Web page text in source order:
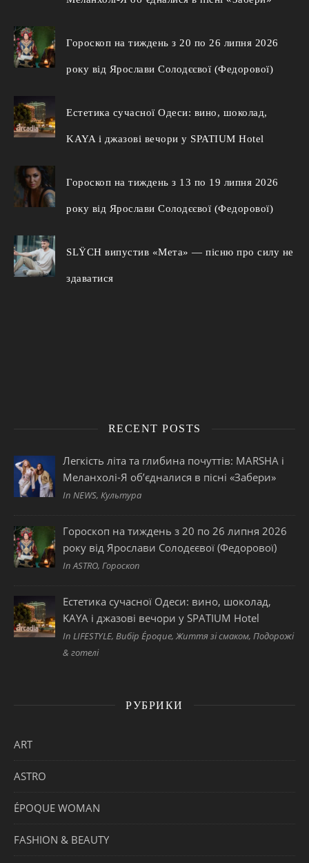
Гороскоп на тиждень з 20 по 26 липня 2026
року від Ярослави Солодєєвої (Федорової)
Естетика сучасної Одеси: вино, шоколад,
KAYA і джазові вечори у SPATIUM Hotel
Гороскоп на тиждень з 13 по 19 липня 2026
року від Ярослави Солодєєвої (Федорової)
SLŸCH випустив «Мета» — пісню про силу не
здаватися
RECENT POSTS
Легкість літа та глибина почуттів: MARSHA і
Меланхолі-Я об’єдналися в пісні «Забери»
In NEWS, Культура
Гороскоп на тиждень з 20 по 26 липня 2026
року від Ярослави Солодєєвої (Федорової)
In ASTRO, Гороскоп
Естетика сучасної Одеси: вино, шоколад,
KAYA і джазові вечори у SPATIUM Hotel
In LIFESTYLE, Вибір Époque, Життя зі смаком, Подорожі
& готелі
РУБРИКИ
ART
ASTRO
ÉPOQUE WOMAN
FASHION & BEAUTY